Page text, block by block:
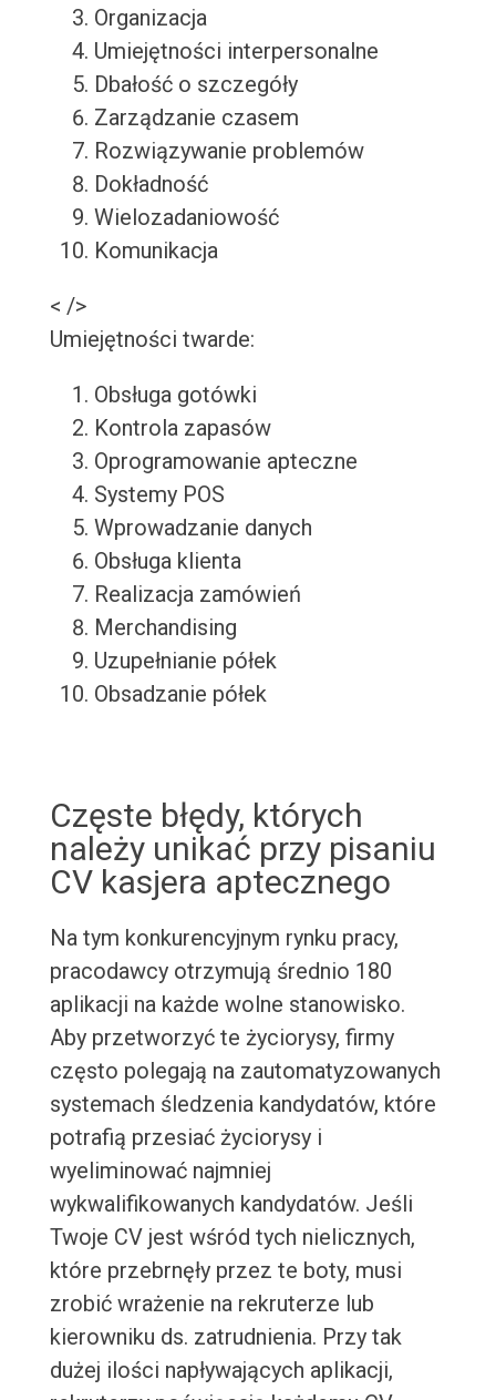
Organizacja
Umiejętności interpersonalne
Dbałość o szczegóły
Zarządzanie czasem
Rozwiązywanie problemów
Dokładność
Wielozadaniowość
Komunikacja
< />
Umiejętności twarde:
Obsługa gotówki
Kontrola zapasów
Oprogramowanie apteczne
Systemy POS
Wprowadzanie danych
Obsługa klienta
Realizacja zamówień
Merchandising
Uzupełnianie półek
Obsadzanie półek
Częste błędy, których
należy unikać przy pisaniu
CV kasjera aptecznego
Na tym konkurencyjnym rynku pracy,
pracodawcy otrzymują średnio 180
aplikacji na każde wolne stanowisko.
Aby przetworzyć te życiorysy, firmy
często polegają na zautomatyzowanych
systemach śledzenia kandydatów, które
potrafią przesiać życiorysy i
wyeliminować najmniej
wykwalifikowanych kandydatów. Jeśli
Twoje CV jest wśród tych nielicznych,
które przebrnęły przez te boty, musi
zrobić wrażenie na rekruterze lub
kierowniku ds. zatrudnienia. Przy tak
dużej ilości napływających aplikacji,